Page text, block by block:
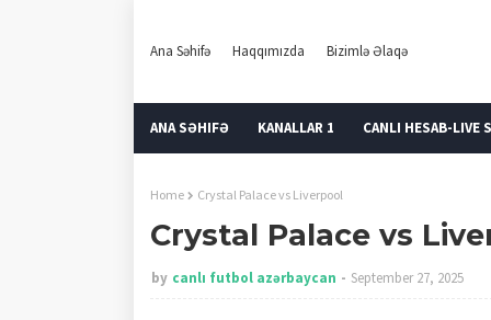
Ana Səhifə Haqqımızda Bizimlə Əlaqə
ANA SƏHIFƏ KANALLAR 1 CANLI HESAB-LIVE
Home Crystal Palace vs Liverpool
Crystal Palace vs
by canlı futbol azərbaycan September 27, 2025